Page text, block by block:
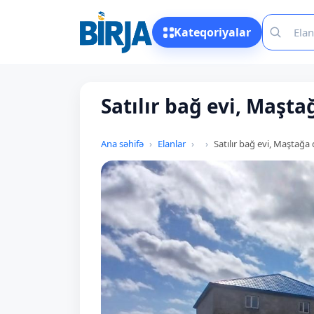
Kateqoriyalar
Satılır bağ evi,
Ana səhifə Elanlar Satılır bağ evi, Maştağa